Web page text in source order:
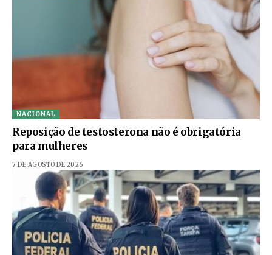
NACIONAL
Reposição de testosterona não é obrigatória
para mulheres
7 DE AGOSTO DE 2026